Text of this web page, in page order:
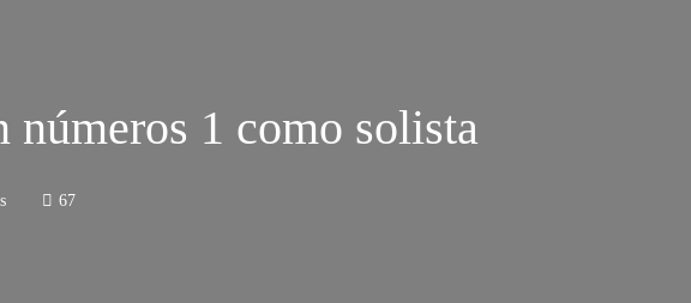
números 1 como solista
67